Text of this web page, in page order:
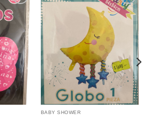
Añadir
a la
lista de
deseos
Añadir
a la
BABY SHOWER